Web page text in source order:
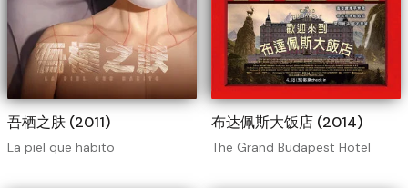
吾栖之肤 (2011)
La piel que habito
布达佩斯大饭店 (2014)
The Grand Budapest Hotel